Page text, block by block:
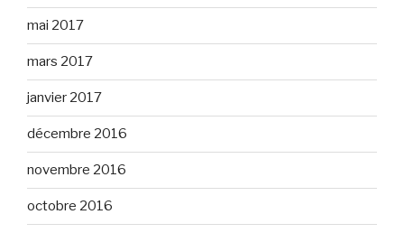
mai 2017
mars 2017
janvier 2017
décembre 2016
novembre 2016
octobre 2016